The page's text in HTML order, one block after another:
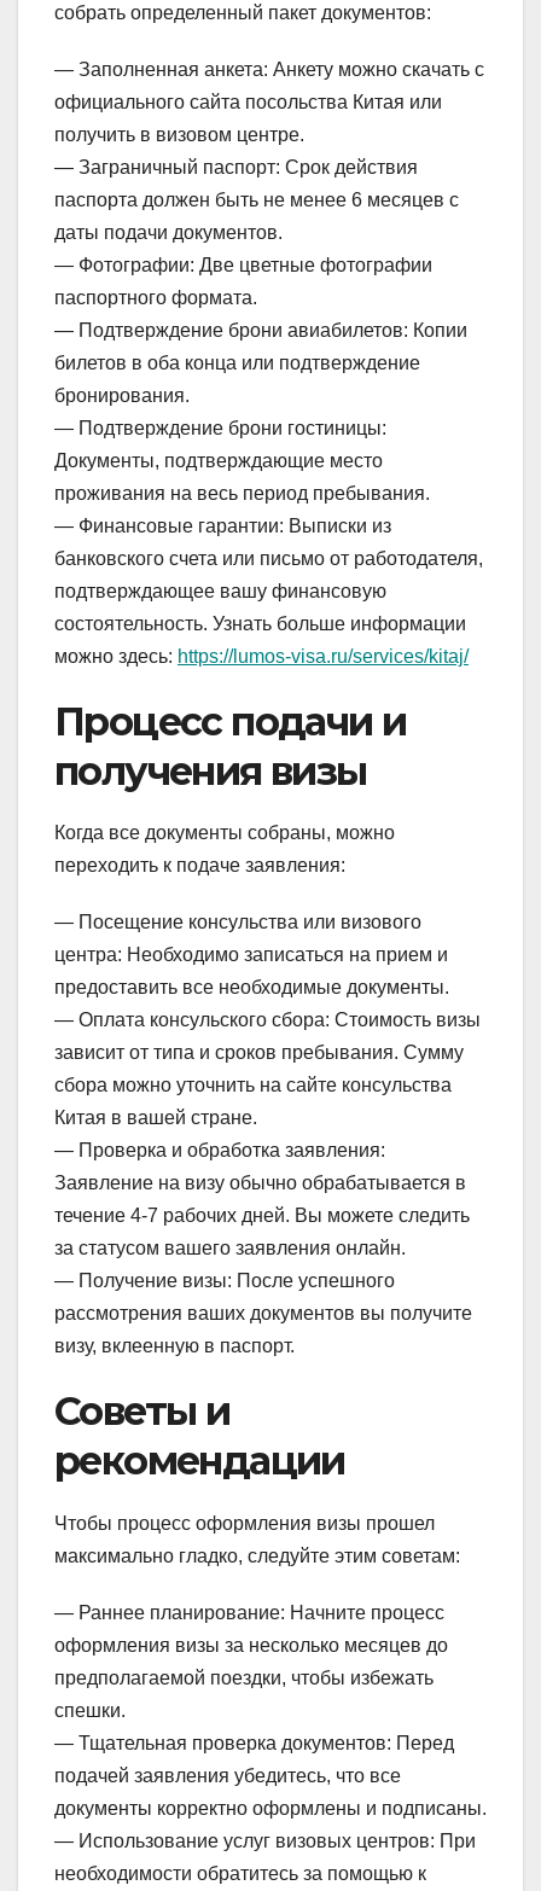
собрать определенный пакет документов:
— Заполненная анкета: Анкету можно скачать с
официального сайта посольства Китая или
получить в визовом центре.
— Заграничный паспорт: Срок действия
паспорта должен быть не менее 6 месяцев с
даты подачи документов.
— Фотографии: Две цветные фотографии
паспортного формата.
— Подтверждение брони авиабилетов: Копии
билетов в оба конца или подтверждение
бронирования.
— Подтверждение брони гостиницы:
Документы, подтверждающие место
проживания на весь период пребывания.
— Финансовые гарантии: Выписки из
банковского счета или письмо от работодателя,
подтверждающее вашу финансовую
состоятельность. Узнать больше информации
можно здесь: https://lumos-visa.ru/services/kitaj/
Процесс подачи и
получения визы
Когда все документы собраны, можно
переходить к подаче заявления:
— Посещение консульства или визового
центра: Необходимо записаться на прием и
предоставить все необходимые документы.
— Оплата консульского сбора: Стоимость визы
зависит от типа и сроков пребывания. Сумму
сбора можно уточнить на сайте консульства
Китая в вашей стране.
— Проверка и обработка заявления:
Заявление на визу обычно обрабатывается в
течение 4-7 рабочих дней. Вы можете следить
за статусом вашего заявления онлайн.
— Получение визы: После успешного
рассмотрения ваших документов вы получите
визу, вклеенную в паспорт.
Советы и
рекомендации
Чтобы процесс оформления визы прошел
максимально гладко, следуйте этим советам:
— Раннее планирование: Начните процесс
оформления визы за несколько месяцев до
предполагаемой поездки, чтобы избежать
спешки.
— Тщательная проверка документов: Перед
подачей заявления убедитесь, что все
документы корректно оформлены и подписаны.
— Использование услуг визовых центров: При
необходимости обратитесь за помощью к